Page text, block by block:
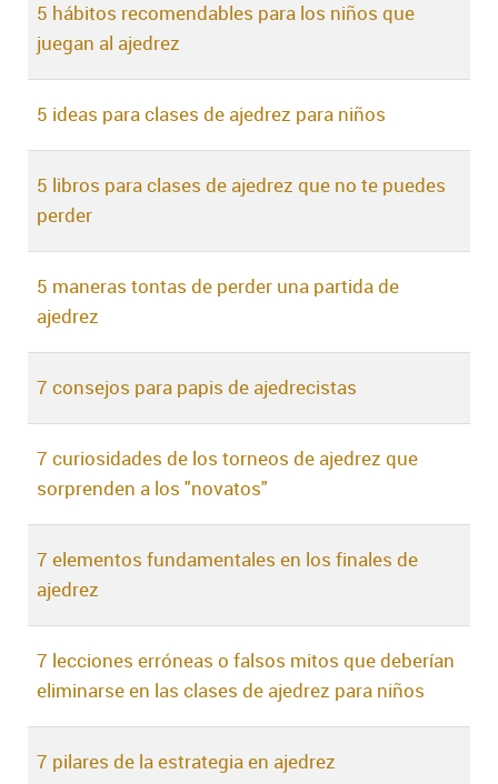
5 hábitos recomendables para los niños que
juegan al ajedrez
5 ideas para clases de ajedrez para niños
5 libros para clases de ajedrez que no te puedes
perder
5 maneras tontas de perder una partida de
ajedrez
7 consejos para papis de ajedrecistas
7 curiosidades de los torneos de ajedrez que
sorprenden a los "novatos"
7 elementos fundamentales en los finales de
ajedrez
7 lecciones erróneas o falsos mitos que deberían
eliminarse en las clases de ajedrez para niños
7 pilares de la estrategia en ajedrez